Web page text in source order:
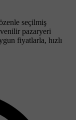
seçilmiş
pazaryeri
fiyatlarla, hızlı